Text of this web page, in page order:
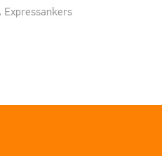
Expressankers